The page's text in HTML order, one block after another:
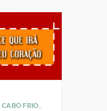
CABO FRIO